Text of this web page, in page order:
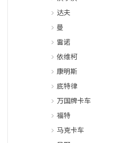
达夫
曼
雷诺
依维柯
康明斯
底特律
万国牌卡车
福特
马克卡车